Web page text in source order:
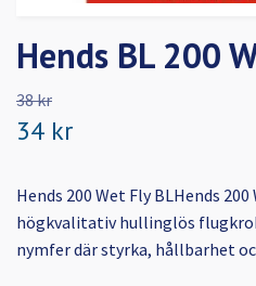
Hends BL 200
38 kr
34 kr
Hends 200 Wet Fly BLHends 200
högkvalitativ hullinglös
nymfer där styrka, hållbarhet